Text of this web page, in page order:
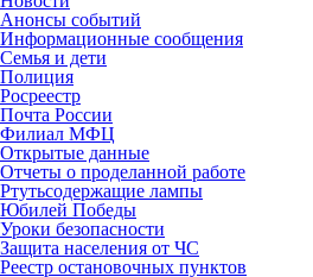
Анонсы событий
Информационные сообщения
Семья и дети
Полиция
Росреестр
Почта России
Филиал МФЦ
Открытые данные
Отчеты о проделанной работе
Ртутьсодержащие лампы
Юбилей Победы
Уроки безопасности
Защита населения от ЧС
Реестр остановочных пунктов